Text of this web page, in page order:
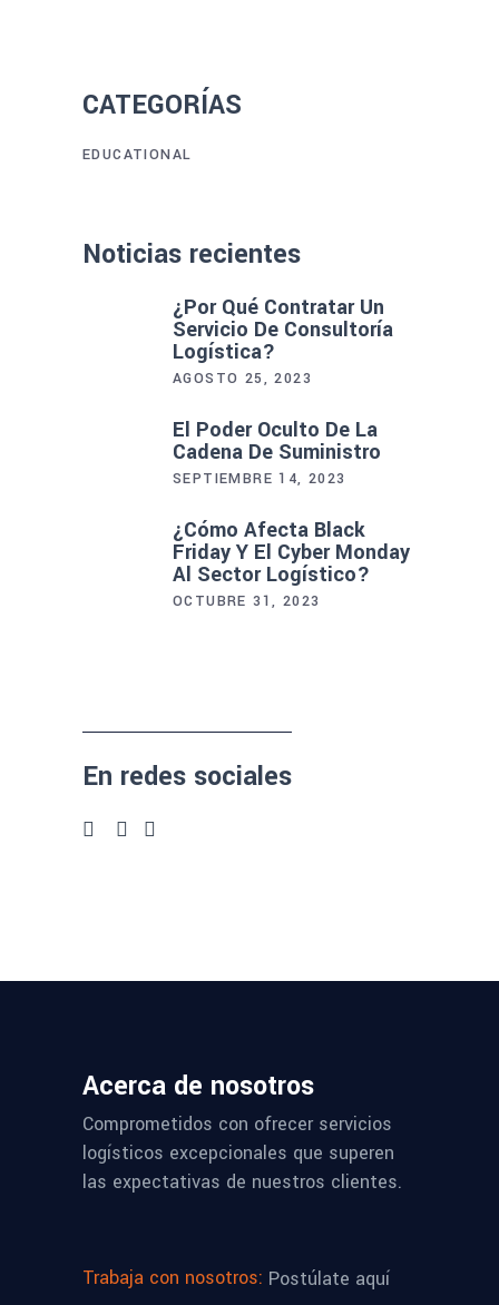
CATEGORÍAS
EDUCATIONAL
Noticias recientes
¿Por Qué Contratar Un
Servicio De Consultoría
Logística?
AGOSTO 25, 2023
El Poder Oculto De La
Cadena De Suministro
SEPTIEMBRE 14, 2023
¿Cómo Afecta Black
Friday Y El Cyber Monday
Al Sector Logístico?
OCTUBRE 31, 2023
En redes sociales
Acerca de nosotros
Comprometidos con ofrecer servicios
logísticos excepcionales que superen
las expectativas de nuestros clientes.
Trabaja con nosotros: Postúlate aquí